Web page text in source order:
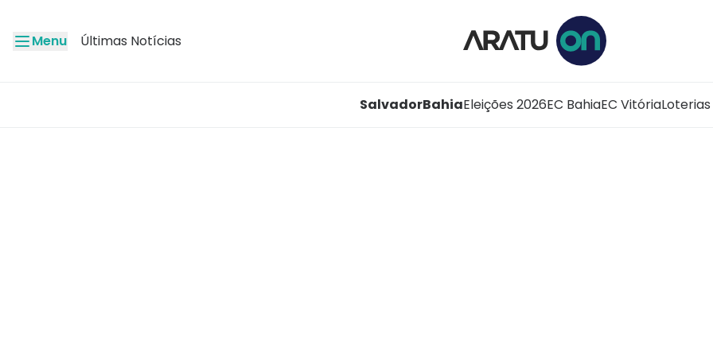
Menu Últimas Notícias
SalvadorBahiaEleições 2026EC BahiaEC VitóriaLoterias